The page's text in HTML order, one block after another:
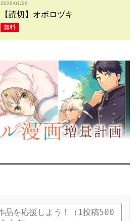
2026/01/29
【読切】オボロヅキ
無料